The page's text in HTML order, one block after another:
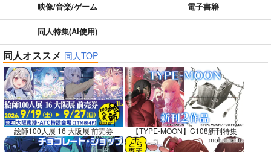
全てのお知らせを見る
映像/音楽/ゲーム 電子書籍
同人特集(AI使用)
同人オススメ 同人TOP
絵師100人展 16 大阪展 前売券 【TYPE-MOON】C108新刊特集